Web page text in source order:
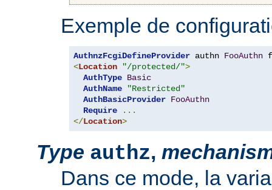
Exemple de
AuthnzFcgiDefineProvider authn FooAuthn
<Location "/protected/">
AuthType Basic
AuthName
"Restricted"
AuthBasicProvider FooAuthn
Require
...
</Location>
Type authz,
Dans ce mode, la